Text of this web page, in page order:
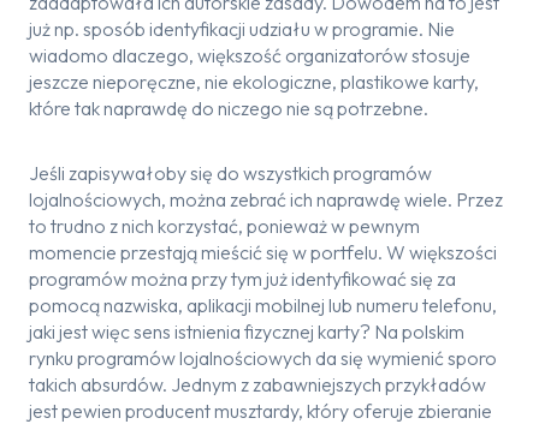
już np. sposób identyfikacji udziału w programie. Nie
wiadomo dlaczego, większość organizatorów stosuje
jeszcze nieporęczne, nie ekologiczne, plastikowe karty,
które tak naprawdę do niczego nie są potrzebne.
Jeśli zapisywałoby się do wszystkich programów
lojalnościowych, można zebrać ich naprawdę wiele. Przez
to trudno z nich korzystać, ponieważ w pewnym
momencie przestają mieścić się w portfelu. W większości
programów można przy tym już identyfikować się za
pomocą nazwiska, aplikacji mobilnej lub numeru telefonu,
jaki jest więc sens istnienia fizycznej karty? Na polskim
rynku programów lojalnościowych da się wymienić sporo
takich absurdów. Jednym z zabawniejszych przykładów
jest pewien producent musztardy, który oferuje zbieranie